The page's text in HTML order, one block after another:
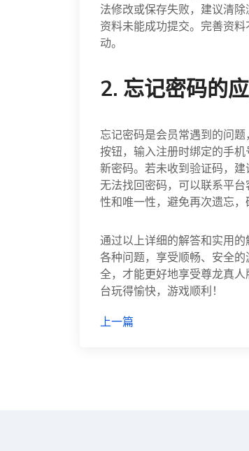
法修改或保存失败，建议清
资料未能成功提交。完善资
动。
2. 忘记密码的
忘记密码是会员常遇到的问题
按钮，输入注册时绑定的手
新密码。若未收到验证码，
无法找回密码，可以联系平
性和唯一性，避免再次遗忘，
通过以上详细的解答和实用
各种问题，享受顺畅、安全
全，才能更好地享受尊龙真人
台玩得愉快，游戏顺利！
上一篇